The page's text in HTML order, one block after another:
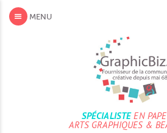
contenu
Aller
MENU
SPÉCIALISTEEN
ARTS GRAPHIQUES &